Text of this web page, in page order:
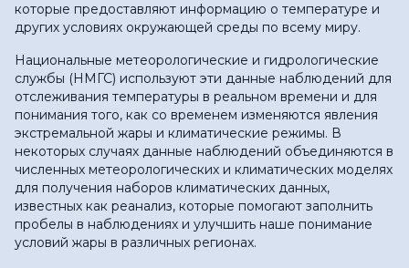
которые предоставляют информацию о температуре и
других условиях окружающей среды по всему миру.
Национальные метеорологические и гидрологические
службы (НМГС) используют эти данные наблюдений для
отслеживания температуры в реальном времени и для
понимания того, как со временем изменяются явления
экстремальной жары и климатические режимы. В
некоторых случаях данные наблюдений объединяются в
численных метеорологических и климатических моделях
для получения наборов климатических данных,
известных как реанализ, которые помогают заполнить
пробелы в наблюдениях и улучшить наше понимание
условий жары в различных регионах.